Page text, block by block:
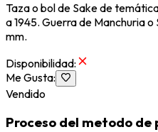
Taza o bol de Sake de
a 1945. Guerra de Manchuria
mm.
Disponibilidad:
Me Gusta:
Vendido
Proceso del metodo de